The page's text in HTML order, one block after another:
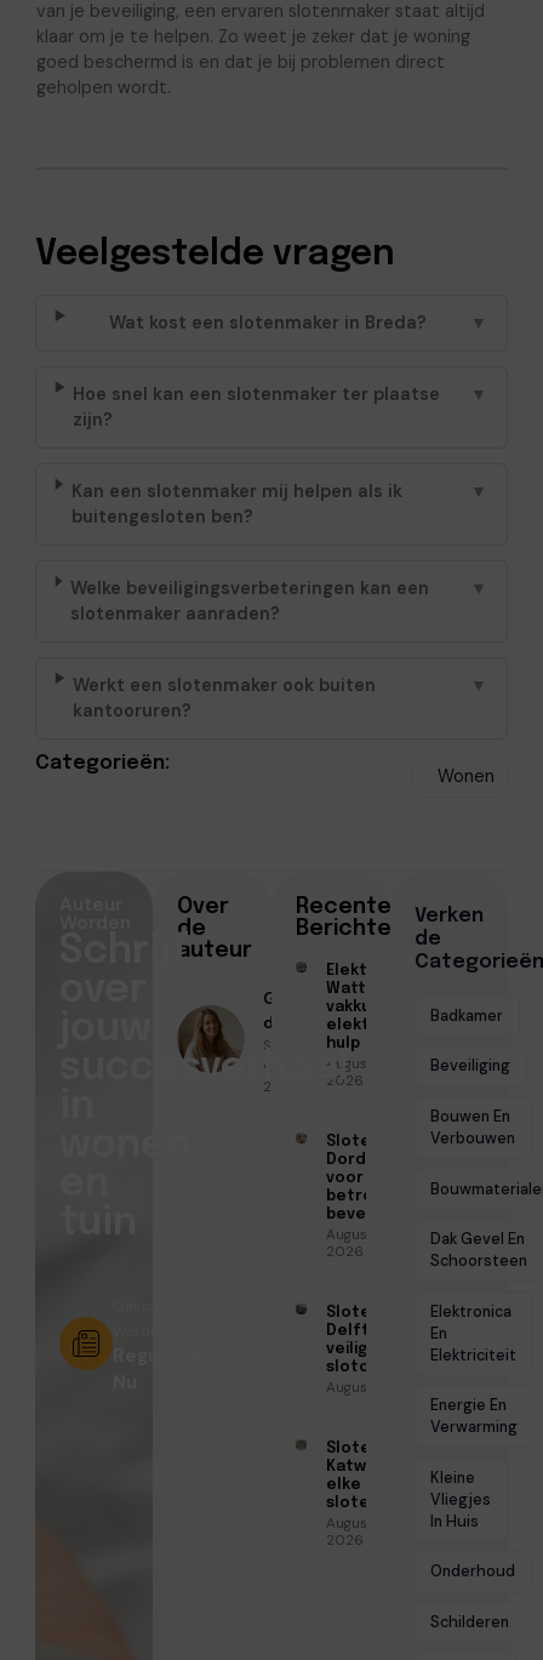
van je beveiliging, een ervaren slotenmaker staat altijd
klaar om je te helpen. Zo weet je zeker dat je woning
goed beschermd is en dat je bij problemen direct
geholpen wordt.
Veelgestelde vragen
Wat kost een slotenmaker in Breda? ▼
Hoe snel kan een slotenmaker ter plaatse
zijn?
▼
Kan een slotenmaker mij helpen als ik
buitengesloten ben?
▼
Welke beveiligingsverbeteringen kan een
slotenmaker aanraden?
▼
Werkt een slotenmaker ook buiten
kantooruren?
▼
Categorieën:
Wonen
Over
de
auteur
Geschreven
door
Sofia Mendes
● April 17,
2026
Recente
Berichten
Elektricien
Watt voor
vakkundige
elektrische
hulp
Augustus 5,
2026
Slotenmaker
Dordrecht
voor
betrouwbare
beveiliging
Augustus 3,
2026
Slotenmaker
Delft voor
veilige
slotoplossingen
Augustus 3, 2026
Slotenmaker
Katwijk voor
elke
slotenklus
Augustus 3,
2026
Verken
de
Categorieën
Badkamer
Beveiliging
Bouwen En
Verbouwen
Dak Gevel En
Schoorsteen
Elektronica
En
Elektriciteit
Energie En
Verwarming
Kleine
Vliegjes
In Huis
Onderhoud
Schilderen
Schrijf
succesverhaal
Registreer